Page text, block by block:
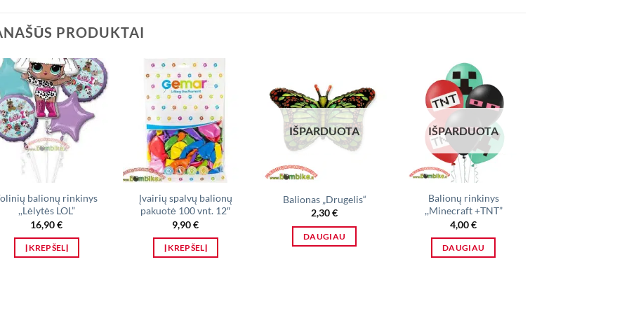
PRODUKTAI
balionų rinkinys
,,Lėlytės LOL”
16,90€
Į KREPŠELĮ
Įvairių spalvų balionų
pakuotė 100 vnt. 12″
9,90€
Į KREPŠELĮ
IŠPARDUOTA
Balionas „Drugelis“
2,30€
DAUGIAU
IŠPARDUOTA
Balionų rinkinys
,,Minecraft +TNT”
4,00€
DAUGIAU